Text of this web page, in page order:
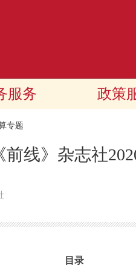
服务 政策
专题
线》杂志社
目录